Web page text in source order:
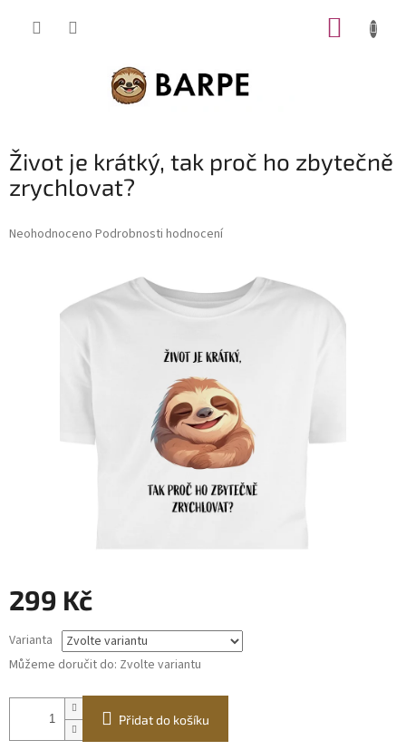
Život je krátký, tak proč ho zbytečně
zrychlovat?
Průměrné
Neohodnoceno Podrobnosti hodnocení
299 Kč
cena:
Varianta
Můžeme doručit do: Zvolte variantu
Přidat do košíku